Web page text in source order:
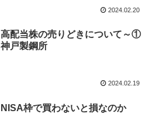
2024.02.20
高配当株の売りどきについて～①
神戸製鋼所
2024.02.19
NISA枠で買わないと損なのか